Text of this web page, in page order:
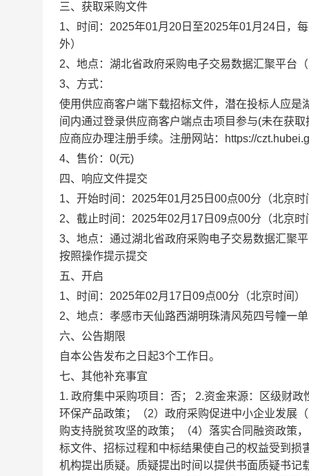
三、获取采购文件
1、时间： 2025年01月20日 至2025年01月24日 ，
外）
2、地点： 湖北省政府采购电子交易数据汇聚平台
3、方式：
使用供应商客户端下载招标文件，潜在投标人应
间内通过登录供应商客户端点击项目参与(未在获
应商应办理注册手续。注册网站：https://
4、售价： 0(元)
四、响应文件提交
1、开始时间： 2025年01月25日00点00分 （北京时
2、截止时间： 2025年02月17日09点00分 （北京时
3、地点： 通过湖北省政府采购电子交易数据汇聚
按照操作提示提交
五、开启
1、时间： 2025年02月17日09点00分 （北京时间）
2、地点： 孝感市天仙路西湖明珠清风苑四号幢一
六、公告期限
自本公告发布之日起3个工作日。
七、其他补充事宜
1. 政府集中采购项目：否； 2.资金来源：区级财
环保产品政策；（2）政府采购促进中小企业发展
购支持脱贫攻坚的政策；（4）落实合同融资政策
标文件、招标过程和中标结果使自己的权益受到
机构提出质疑。质疑提出时间以提供书面质疑书